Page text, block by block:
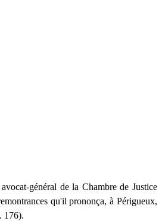
général de la Chambre de Justice
qu'il prononça, à Périgueux,
176).